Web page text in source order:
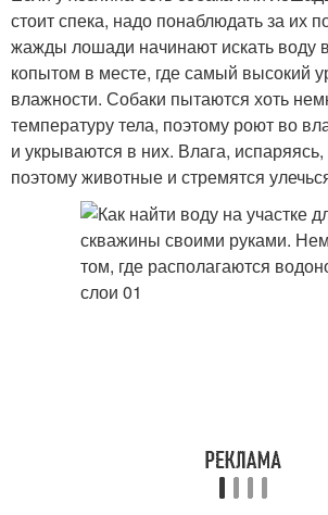
стоит спека, надо понаблюдать за их
жажды лошади начинают искать воду
копытом в месте, где самый высокий
влажности. Собаки пытаются хоть
температуру тела, поэтому роют во
и укрываются в них. Влага,
поэтому животные и стремятся